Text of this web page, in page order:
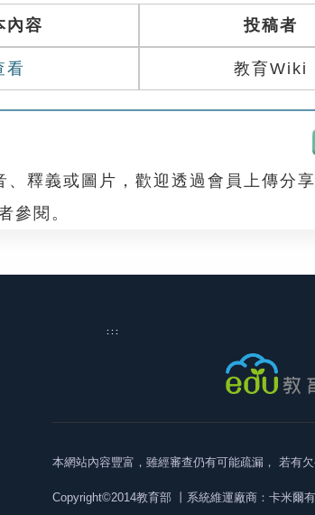
內容 投稿者
看 教育Wiki
釋義或圖片，歡迎透過會員上傳分
參閱。
:::
本網站內容豐富，雖經審查仍有可能疏漏， 若有
Copyright©2014教育部 丨系統維運廠商：卡米爾